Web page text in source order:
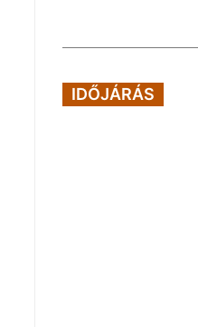
IDŐJÁRÁS